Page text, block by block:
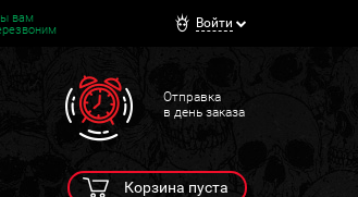
вам
Войти
Отправка
в день заказа
Корзина пуста